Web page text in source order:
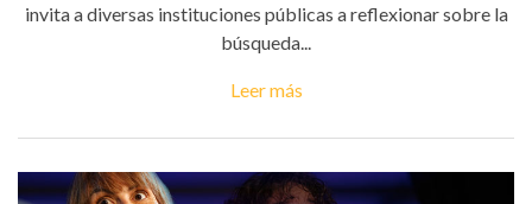
invita a diversas instituciones públicas a reflexionar sobre la
búsqueda...
Leer más